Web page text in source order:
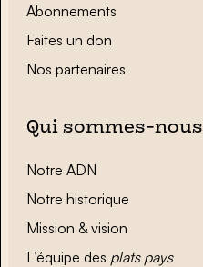
Abonnements
Faites un don
Nos partenaires
Qui sommes-nous
Notre ADN
Notre historique
Mission & vision
L’équipe des plats pays